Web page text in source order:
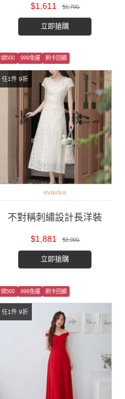
$1,611 $1,790
立即搶購
任1件 9折
領500 999免運 刷卡回饋
evaviva
不對稱刺繡設計長洋裝
$1,881 $2,090
立即搶購
任1件 9折
領500 999免運 刷卡回饋